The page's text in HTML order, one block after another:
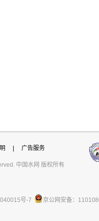
广告服务
中国水网 版权所有
号-7 京公网安备：